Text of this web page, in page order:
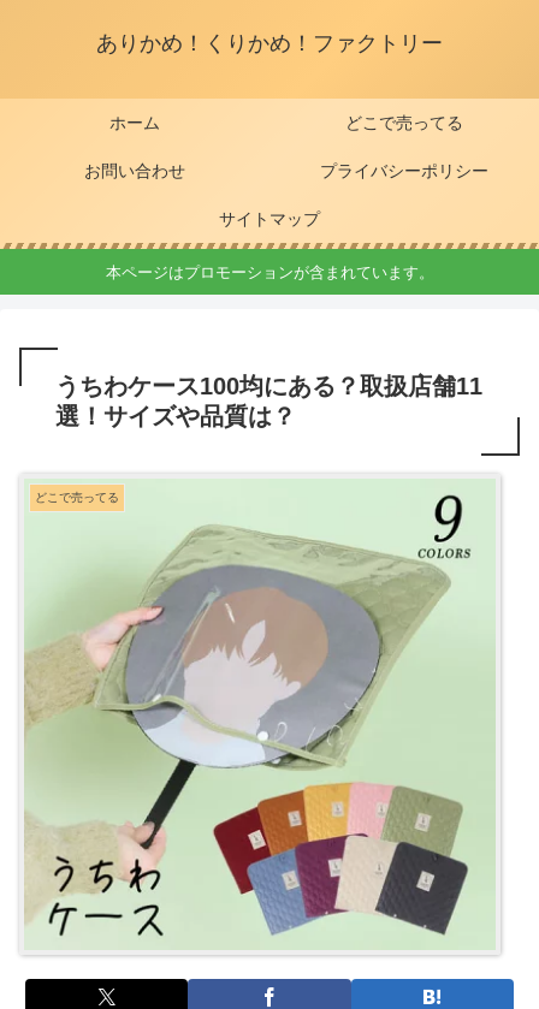
ありかめ！くりかめ！ファクトリー
ホーム どこで売ってる
お問い合わせ プライバシーポリシー
サイトマップ
本ページはプロモーションが含まれています。
うちわケース100均にある？取扱店舗11
選！サイズや品質は？
どこで売ってる